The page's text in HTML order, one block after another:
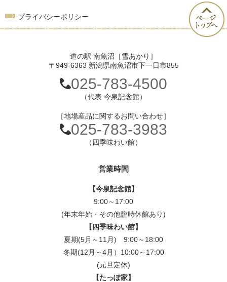
プライバシーポリシー
道の駅 南魚沼［雪あかり］
〒949-6363 新潟県南魚沼市下一日市855
025-783-4500
（代表 今泉記念館）
［地場産品に関するお問い合わせ］
025-783-3983
（四季味わい館）
営業時間
【今泉記念館】
9:00～17:00
(年末年始・その他臨時休館あり)
【四季味わい館】
夏期(5月～11月) 9:00～18:00
冬期(12月～4月）10:00～17:00
(元旦定休)
【たっぽ家】